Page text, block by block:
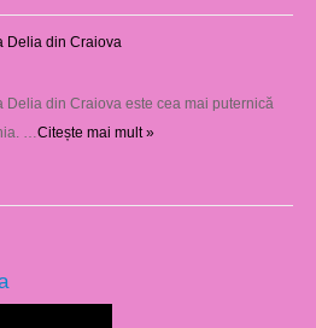
Delia din Craiova
Delia din Craiova este cea mai puternică
… Citește mai mult »